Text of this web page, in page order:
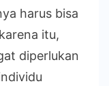
harus bisa
itu,
diperlukan